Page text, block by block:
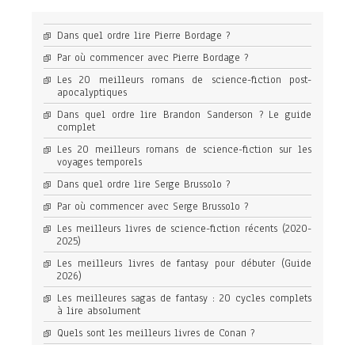
Dans quel ordre lire Pierre Bordage ?
Par où commencer avec Pierre Bordage ?
Les 20 meilleurs romans de science-fiction post-
apocalyptiques
Dans quel ordre lire Brandon Sanderson ? Le guide
complet
Les 20 meilleurs romans de science-fiction sur les
voyages temporels
Dans quel ordre lire Serge Brussolo ?
Par où commencer avec Serge Brussolo ?
Les meilleurs livres de science-fiction récents (2020-
2025)
Les meilleurs livres de fantasy pour débuter (Guide
2026)
Les meilleures sagas de fantasy : 20 cycles complets
à lire absolument
Quels sont les meilleurs livres de Conan ?